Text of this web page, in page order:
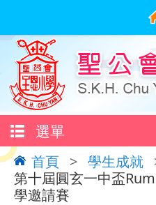
選單
首頁 > 學生成就
第十屆圓玄一中盃
學邀請賽